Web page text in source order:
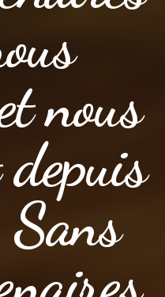
nous